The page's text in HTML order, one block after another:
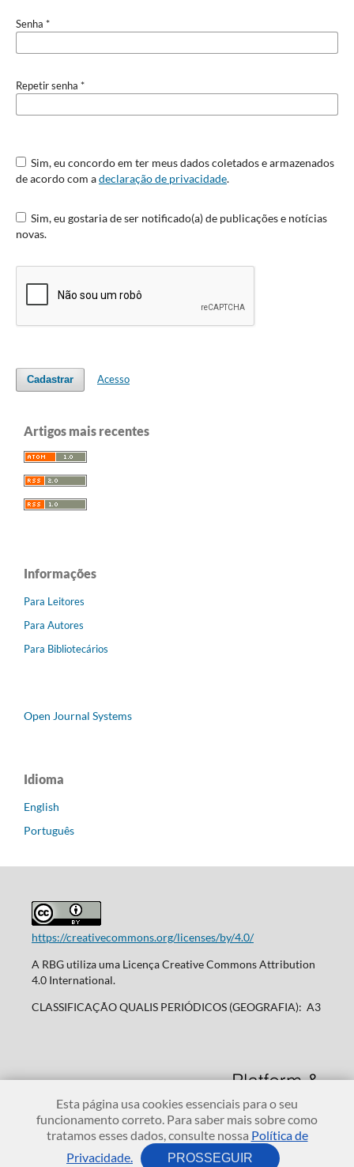
Senha *
Repetir senha *
Sim, eu concordo em ter meus dados coletados e armazenados
de acordo com adeclaração de privacidade.
Sim, eu gostaria de ser notificado(a) de publicações e notícias
novas.
Cadastrar Acesso
Artigos mais recentes
Informações
Para Leitores
Para Autores
Para Bibliotecários
Open Journal Systems
Idioma
English
Português
https://creativecommons.org/licenses/by/4.0/
A RBG utiliza uma Licença Creative Commons Attribution
4.0 International.
CLASSIFICAÇÃO QUALIS PERIÓDICOS (GEOGRAFIA): A3
Esta página usa cookies essenciais para o seu
funcionamento correto. Para saber mais sobre como
tratamos esses dados, consulte nossa Política de
Privacidade.
PROSSEGUIR